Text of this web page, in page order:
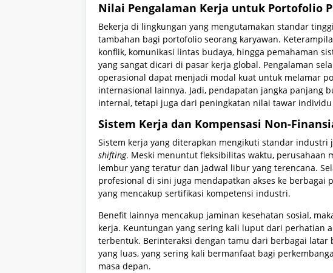
Nilai Pengalaman Kerja untuk Portofolio
Bekerja di lingkungan yang mengutamakan standar
tambahan bagi portofolio seorang karyawan.
konflik, komunikasi lintas budaya, hingga pemahaman
yang sangat dicari di pasar kerja global. Pengalaman
operasional dapat menjadi modal kuat untuk melamar
internasional lainnya. Jadi, pendapatan jangka panjang
internal, tetapi juga dari peningkatan nilai tawar
Sistem Kerja dan Kompensasi Non-
Sistem kerja yang diterapkan mengikuti standar industri
shifting. Meski menuntut fleksibilitas waktu, perusahaan
lembur yang teratur dan jadwal libur yang terencana.
profesional di sini juga mendapatkan akses ke
yang mencakup sertifikasi kompetensi industri.
Benefit lainnya mencakup jaminan kesehatan sosial,
kerja. Keuntungan yang sering kali luput dari perhatian
terbentuk. Berinteraksi dengan tamu dari berbagai latar
yang luas, yang sering kali bermanfaat bagi
masa depan.